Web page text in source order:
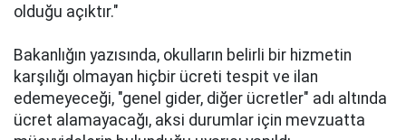
olduğu açıktır."
Bakanlığın yazısında, okulların belirli bir hizmetin
karşılığı olmayan hiçbir ücreti tespit ve ilan
edemeyeceği, "genel gider, diğer ücretler" adı altında
ücret alamayacağı, aksi durumlar için mevzuatta